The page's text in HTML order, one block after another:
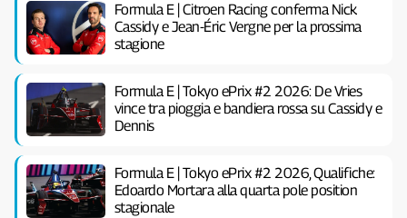
Formula E | Citroen Racing conferma Nick
Cassidy e Jean-Éric Vergne per la prossima
stagione
Formula E | Tokyo ePrix #2 2026: De Vries
vince tra pioggia e bandiera rossa su Cassidy e
Dennis
Formula E | Tokyo ePrix #2 2026, Qualifiche:
Edoardo Mortara alla quarta pole position
stagionale